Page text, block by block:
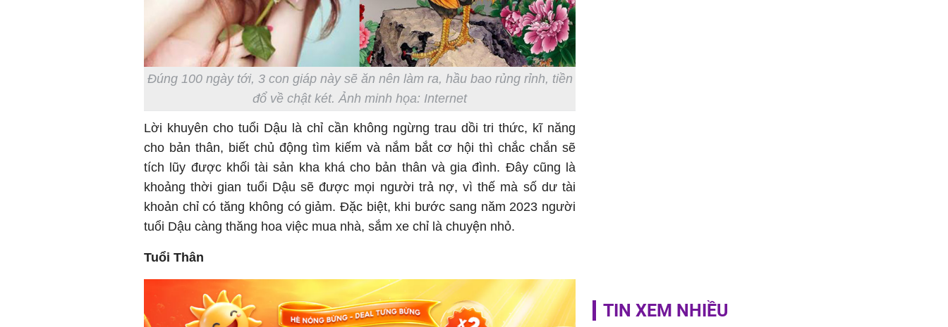
Đúng 100 ngày tới, 3 con giáp này sẽ ăn nên làm ra, hầu bao rủng rỉnh, tiền
đổ về chật két. Ảnh minh họa: Internet
Lời khuyên cho tuổi Dậu là chỉ cần không ngừng trau dồi tri thức, kĩ năng
cho bản thân, biết chủ động tìm kiếm và nắm bắt cơ hội thì chắc chắn sẽ
tích lũy được khối tài sản kha khá cho bản thân và gia đình. Đây cũng là
khoảng thời gian tuổi Dậu sẽ được mọi người trả nợ, vì thế mà số dư tài
khoản chỉ có tăng không có giảm. Đặc biệt, khi bước sang năm 2023 người
tuổi Dậu càng thăng hoa việc mua nhà, sắm xe chỉ là chuyện nhỏ.
Tuổi Thân
TIN XEM NHIỀU